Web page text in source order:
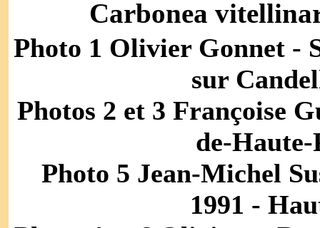
Carbonea
Photo 1 Olivier Gonnet -
sur
Photos 2 et 3 Françoise
de-Haute-
Photo 5 Jean-Michel
1991 -